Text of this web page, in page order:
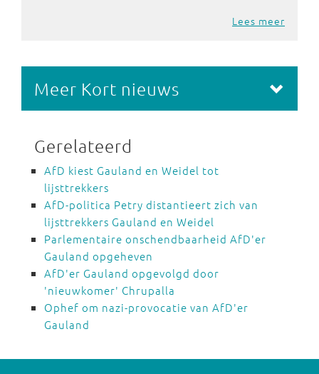
Lees meer
Meer Kort nieuws
Gerelateerd
AfD kiest Gauland en Weidel tot
lijsttrekkers
AfD-politica Petry distantieert zich van
lijsttrekkers Gauland en Weidel
Parlementaire onschendbaarheid AfD'er
Gauland opgeheven
AfD'er Gauland opgevolgd door
'nieuwkomer' Chrupalla
Ophef om nazi-provocatie van AfD'er
Gauland